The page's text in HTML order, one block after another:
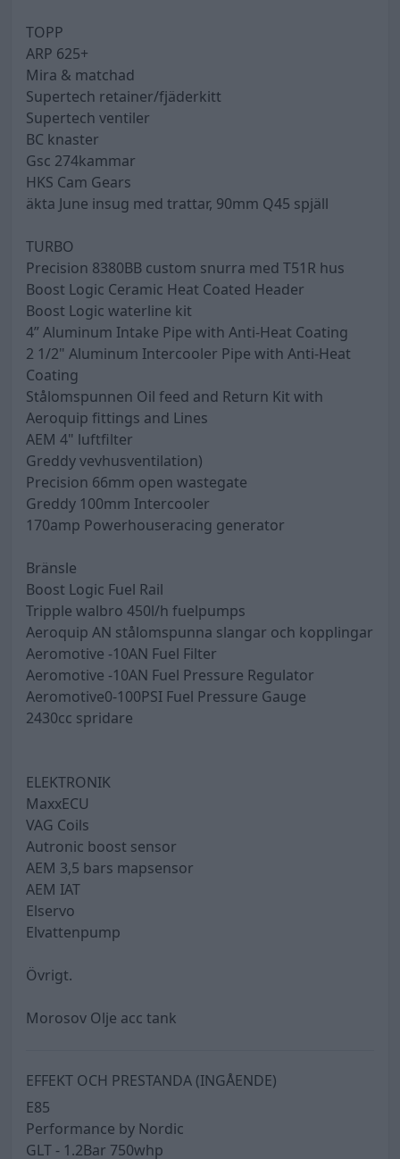
TOPP
ARP 625+
Mira & matchad
Supertech retainer/fjäderkitt
Supertech ventiler
BC knaster
Gsc 274kammar
HKS Cam Gears
äkta June insug med trattar, 90mm Q45 spjäll
TURBO
Precision 8380BB custom snurra med T51R hus
Boost Logic Ceramic Heat Coated Header
Boost Logic waterline kit
4” Aluminum Intake Pipe with Anti-Heat Coating
2 1/2" Aluminum Intercooler Pipe with Anti-Heat
Coating
Stålomspunnen Oil feed and Return Kit with
Aeroquip fittings and Lines
AEM 4" luftfilter
Greddy vevhusventilation)
Precision 66mm open wastegate
Greddy 100mm Intercooler
170amp Powerhouseracing generator
Bränsle
Boost Logic Fuel Rail
Tripple walbro 450l/h fuelpumps
Aeroquip AN stålomspunna slangar och kopplingar
Aeromotive -10AN Fuel Filter
Aeromotive -10AN Fuel Pressure Regulator
Aeromotive0-100PSI Fuel Pressure Gauge
2430cc spridare
ELEKTRONIK
MaxxECU
VAG Coils
Autronic boost sensor
AEM 3,5 bars mapsensor
AEM IAT
Elservo
Elvattenpump
Övrigt.
Morosov Olje acc tank
EFFEKT OCH PRESTANDA (INGÅENDE)
E85
Performance by Nordic
GLT - 1.2Bar 750whp